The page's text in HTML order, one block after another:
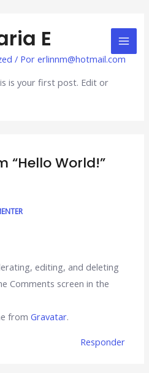
E
/ Porerlinnm@hotmail.com
is your first post. Edit or
“Hello World!”
editing, and deleting
Comments screen in the
fromGravatar.
Responder